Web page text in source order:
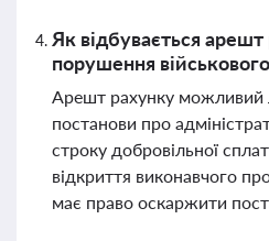
Як відбувається арешт
порушення
Арешт рахунку можливий
постанови про
строку добровільної
відкриття виконавчого
має право оскаржити